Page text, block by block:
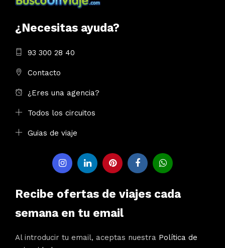
¿Necesitas ayuda?
93 300 28 40
Contacto
¿Eres una agencia?
Todos los circuitos
Guias de viaje
Recibe ofertas de viajes cada
semana en tu email
Al introducir tu email, aceptas nuestra Política de